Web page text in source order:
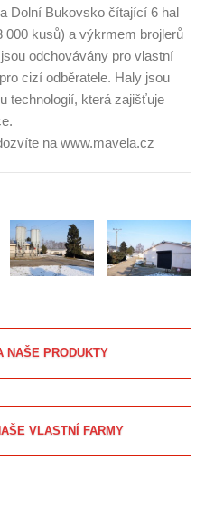
Dolní Bukovsko čítající 6 hal
kusů) a výkrmem brojlerů
odchovávány pro vlastní
cizí odběratele. Haly jsou
technologií, která zajišťuje
na www.mavela.cz
NAŠE PRODUKTY
VLASTNÍ FARMY